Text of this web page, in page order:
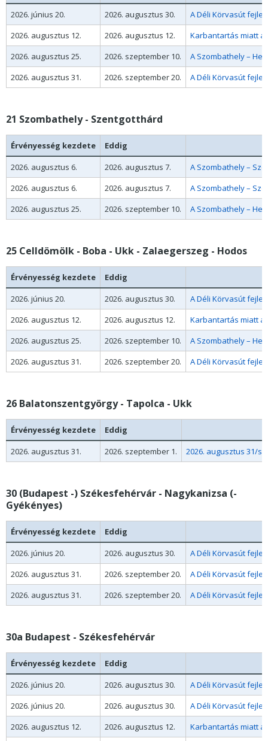
2026. június 20. 2026. augusztus 30.
A Déli Körvasút
2026. augusztus 12.
2026. augusztus 12.
Karbantartás miatt a
2026. augusztus 25.
2026. szeptember 10.
A Szombathely –
2026. augusztus 31.
2026. szeptember 20.
21 Szombathely - Szentgotthárd
Érvényesség kezdete
Eddig
2026. augusztus 6.
2026. augusztus 7.
A Szombathely –
2026. augusztus 6.
2026. augusztus 7.
2026. augusztus 25.
2026. szeptember 10. A Szombathely –
25 Celldömölk - Boba - Ukk - Zalaegerszeg - Hodos
Érvényesség kezdete
Eddig
2026. június 20.
2026. augusztus 30.
A Déli Körvasút
2026. augusztus 12.
2026. augusztus 12.
Karbantartás miatt a
2026. augusztus 25.
2026. szeptember 10.
A Szombathely –
2026. augusztus 31.
2026. szeptember 20.
26 Balatonszentgyörgy - Tapolca - Ukk
Érvényesség kezdete
Eddig
2026. augusztus 31.
2026. szeptember 1. 2026. augusztus 31/
30 (Budapest -) Székesfehérvár - Nagykanizsa (-
Gyékényes)
Érvényesség kezdete
Eddig
2026. június 20.
2026. augusztus 30.
A Déli Körvasút
2026. augusztus 31.
2026. szeptember 20.
2026. augusztus 31.
2026. szeptember 20.
30a Budapest - Székesfehérvár
Érvényesség kezdete
Eddig
2026. június 20.
2026. augusztus 30.
A Déli Körvasút
2026. június 20.
2026. augusztus 30.
A Déli Körvasút
2026. augusztus 12.
2026. augusztus 12.
Karbantartás miatt a